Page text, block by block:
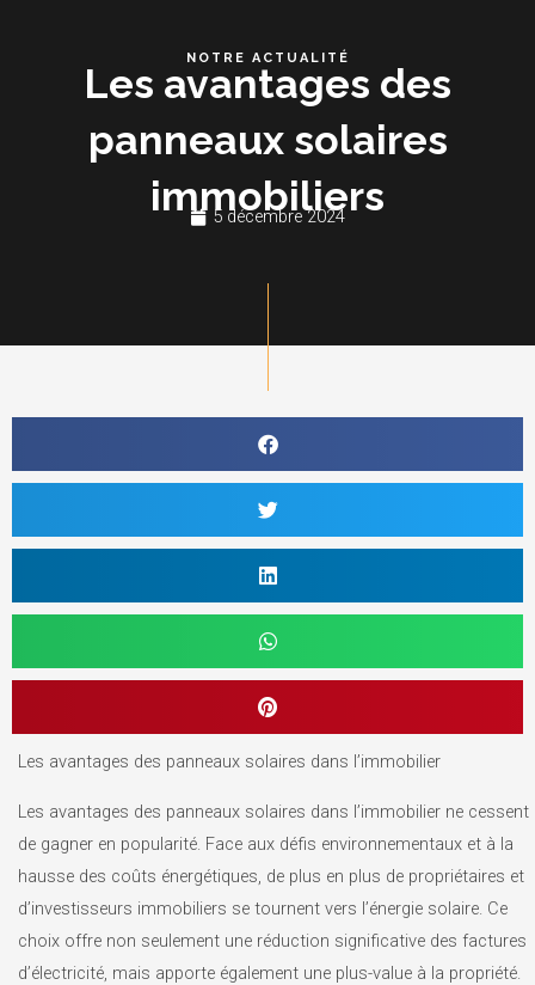
NOTRE ACTUALITÉ
Les avantages des
panneaux solaires
immobiliers
5 décembre 2024
Les avantages des panneaux solaires dans l’immobilier
Les avantages des panneaux solaires dans l’immobilier ne cessent
de gagner en popularité. Face aux défis environnementaux et à la
hausse des coûts énergétiques, de plus en plus de propriétaires et
d’investisseurs immobiliers se tournent vers l’énergie solaire. Ce
choix offre non seulement une réduction significative des factures
d’électricité, mais apporte également une plus-value à la propriété.